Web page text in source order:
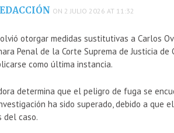
ON 2 JULIO 2026 AT 11:32
otorgar medidas sustitutivas a Carlos
Penal de la Corte Suprema de Justicia de
como última instancia.
determina que el peligro de fuga se
ha sido superado, debido a que
del caso.